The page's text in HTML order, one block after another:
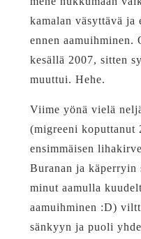
kamalan väsyttävä ja
ennen aamuihminen.
kesällä 2007, sitten
muuttui. Hehe.
Viime yönä vielä
(migreeni koputtanut
ensimmäisen
Buranan ja käperryin
minut aamulla
aamuihminen :D)
sänkyyn ja puoli